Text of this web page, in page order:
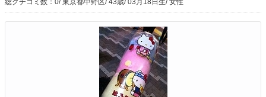
t
i
a
t